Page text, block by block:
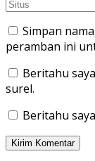
Simpan
peramban ini
Beritahu
surel.
Beritahu